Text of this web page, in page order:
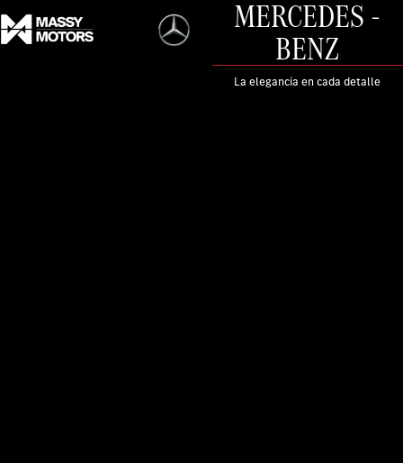
MERCEDES -
BENZ
La elegancia en cada detalle